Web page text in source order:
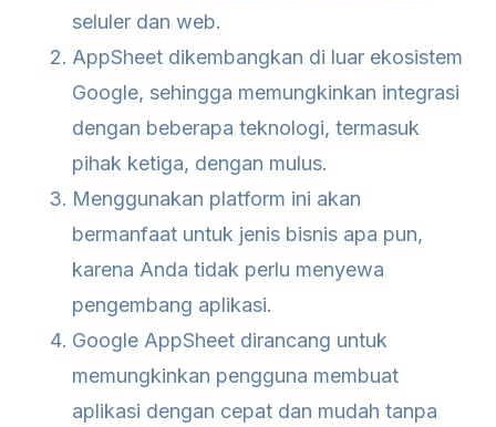
seluler dan web.
AppSheet dikembangkan di luar ekosistem
Google, sehingga memungkinkan integrasi
dengan beberapa teknologi, termasuk
pihak ketiga, dengan mulus.
Menggunakan platform ini akan
bermanfaat untuk jenis bisnis apa pun,
karena Anda tidak perlu menyewa
pengembang aplikasi.
Google AppSheet dirancang untuk
memungkinkan pengguna membuat
aplikasi dengan cepat dan mudah tanpa